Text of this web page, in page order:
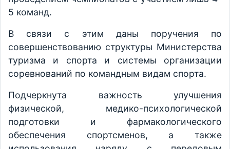
5 команд.
В связи с этим даны поручения по
совершенствованию структуры Министерства
туризма и спорта и системы организации
соревнований по командным видам спорта.
Подчеркнута важность улучшения
физической, медико-психологической
подготовки и фармакологического
обеспечения спортсменов, а также